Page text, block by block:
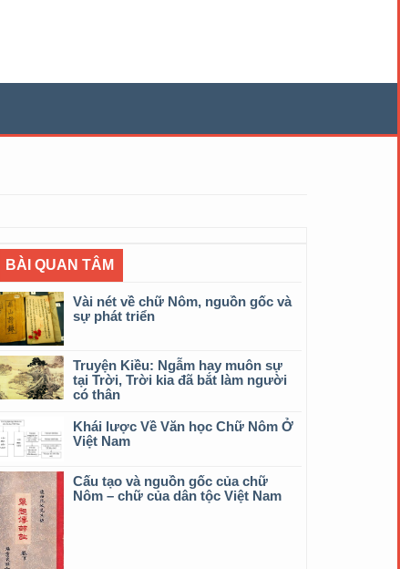
BÀI QUAN TÂM
Vài nét về chữ Nôm, nguồn gốc và
sự phát triển
Truyện Kiều: Ngẫm hay muôn sự
tại Trời, Trời kia đã bắt làm người
có thân
Khái lược Về Văn học Chữ Nôm Ở
Việt Nam
Cấu tạo và nguồn gốc của chữ
Nôm – chữ của dân tộc Việt Nam